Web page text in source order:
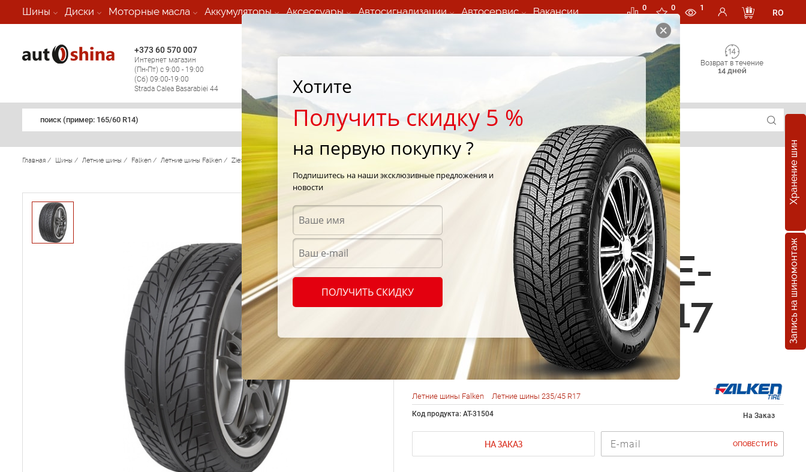
Шины Диски Моторные масла Аккумуляторы Аксессуары Автосигнализации Автосервис Вакансии 0 0 1
RO
+373 60 570 007
Интернет магазин
(Пн-Пт) с 9:00 - 19:00
(Сб) 09:00-19:00
Strada Calea Basarabiei 44
Мобильный шиномонтаж 24/7
Возврат в течение
14 дней
поиск (примеp: 165/60 R14)
Хранение шин
Запись на шиномонтаж
Главная / Шины / Летние шины / Falken / Летние шины Falken / Ziex ZE-502/ Falken Ziex ZE-502 235/45 R17 94W
Летние шины
Falken Ziex ZE-
502 235/45 R17
94W
Летние шины Falken Летние шины 235/45 R17
Код продукта: AT-31504 На Заказ
НА ЗАКАЗ ОПОВЕСТИТЬ
Хотите
Получить скидку 5 %
на первую покупку ?
Подпишитесь на наши эксклюзивные предложения и
новости
ПОЛУЧИТЬ СКИДКУ